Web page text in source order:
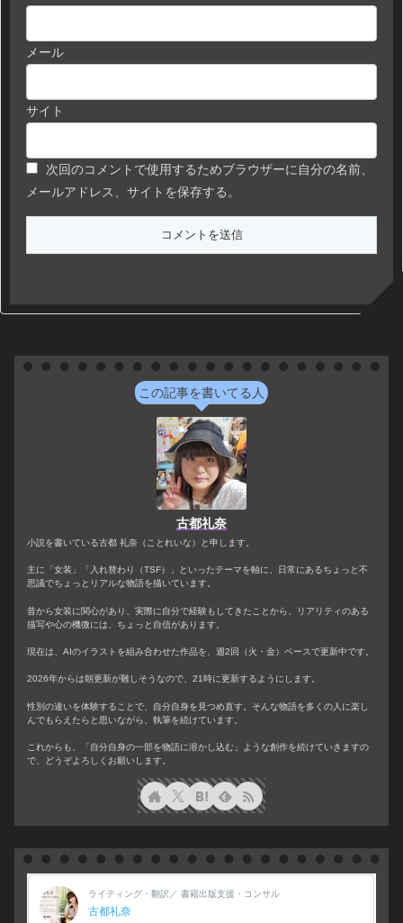
メール
サイト
次回のコメントで使用するためブラウザーに自分の名前、
メールアドレス、サイトを保存する。
この記事を書いてる人
古都礼奈
小説を書いている古都 礼奈（ことれいな）と申します。
主に「女装」「入れ替わり（TSF）」といったテーマを軸に、日常にあるちょっと不
思議でちょっとリアルな物語を描いています。
昔から女装に関心があり、実際に自分で経験もしてきたことから、リアリティのある
描写や心の機微には、ちょっと自信があります。
現在は、AIのイラストを組み合わせた作品を、週2回（火・金）ペースで更新中です。
2026年からは朝更新が難しそうなので、21時に更新するようにします。
性別の違いを体験することで、自分自身を見つめ直す。そんな物語を多くの人に楽し
んでもらえたらと思いながら、執筆を続けています。
これからも、「自分自身の一部を物語に溶かし込む」ような創作を続けていきますの
で、どうぞよろしくお願いします。